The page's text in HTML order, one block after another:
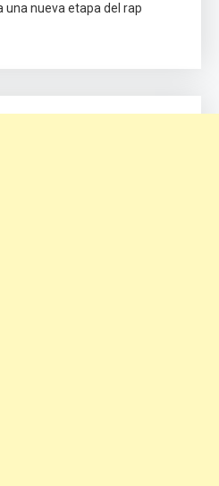
una nueva etapa del rap